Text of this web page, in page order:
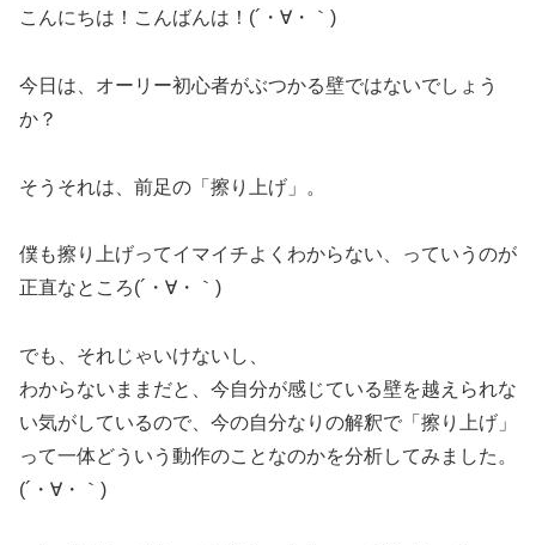
こんにちは！こんばんは！(´・∀・｀)
今日は、オーリー初心者がぶつかる壁ではないでしょう
か？
そうそれは、前足の「擦り上げ」。
僕も擦り上げってイマイチよくわからない、っていうのが
正直なところ(´・∀・｀)
でも、それじゃいけないし、
わからないままだと、今自分が感じている壁を越えられな
い気がしているので、今の自分なりの解釈で「擦り上げ」
って一体どういう動作のことなのかを分析してみました。
(´・∀・｀)